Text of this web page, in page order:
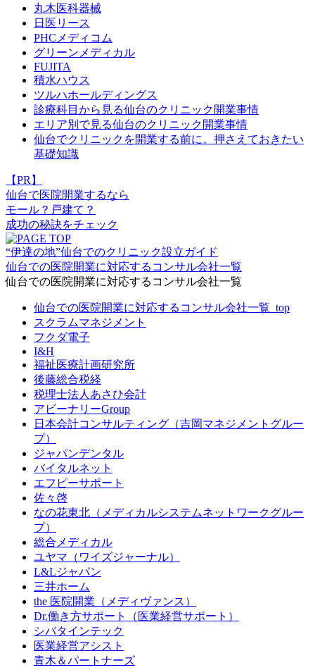
丸木医科器械
日医リース
PHCメディコム
グリーンメディカル
FUJITA
積水ハウス
ツルハホールディングス
診療科目から見る仙台のクリニック開業事情
エリア別で見る仙台のクリニック開業事情
仙台でクリニックを開業する前に。押さえておきたい
基礎知識
【PR】
仙台で医院開業するなら
モール？戸建て？
成功の秘訣をチェック
“伊達の地”仙台でのクリニック設立ガイド
仙台での医院開業に対応するコンサル会社一覧
仙台での医院開業に対応するコンサル会社一覧
仙台での医院開業に対応するコンサル会社一覧_top
スクラムマネジメント
フクダ電子
I&H
福祉医療計画研究所
後藤総合税経
税理士法人あさひ会計
アビーナリーGroup
日本会計コンサルティング（吉岡マネジメントグルー
プ）
ジャパンデンタル
バイタルネット
エフピーサポート
佐々啓
なの花東北（メディカルシステムネットワークグルー
プ）
総合メディカル
ユヤマ（ワイズジャーナル）
L&Lジャパン
三井ホーム
the 医院開業（メディヴァンス）
Dr.働き方サポート（医業経営サポート）
シバタインテック
医業経営アシスト
青木＆パートナーズ